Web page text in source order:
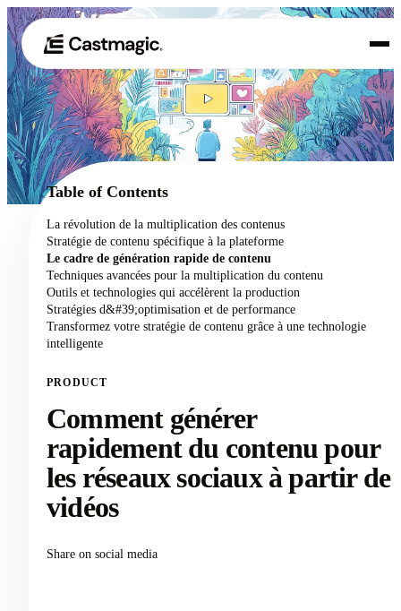
01 Produit
02 Cas d'utilisation
Tarification
À propos de nous
Table of Contents
La révolution de la multiplication des contenus
Stratégie de contenu spécifique à la plateforme
Le cadre de génération rapide de contenu
Techniques avancées pour la multiplication du contenu
Outils et technologies qui accélèrent la production
Stratégies d&#39;optimisation et de performance
Transformez votre stratégie de contenu grâce à une technologie
intelligente
PRODUCT
Comment générer
rapidement du contenu pour
les réseaux sociaux à partir de
vidéos
Share on social media